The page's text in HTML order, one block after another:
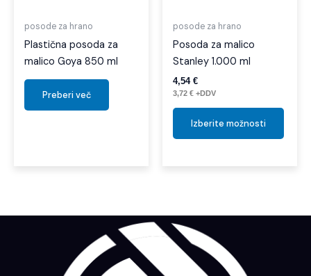
posode za hrano
Plastična posoda za
malico Goya 850 ml
Preberi več
posode za hrano
Posoda za malico
Stanley 1.000 ml
4,54 €
3,72 € +DDV
Izberite možnosti